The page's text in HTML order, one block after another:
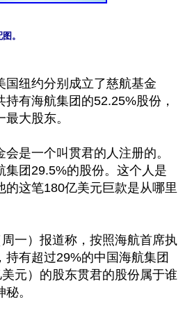
。
国纽约分别成立了慈航基金
有海航集团的52.25%股份，
大股东。
是一个叫贯君的人注册的。
集团29.5%的股份。这个人是
的这笔180亿美元巨款是从哪里
一）报道称，按照海航首席执
持有超过29%的中国海航集团
元）的股东贯君的股份属于谁
。